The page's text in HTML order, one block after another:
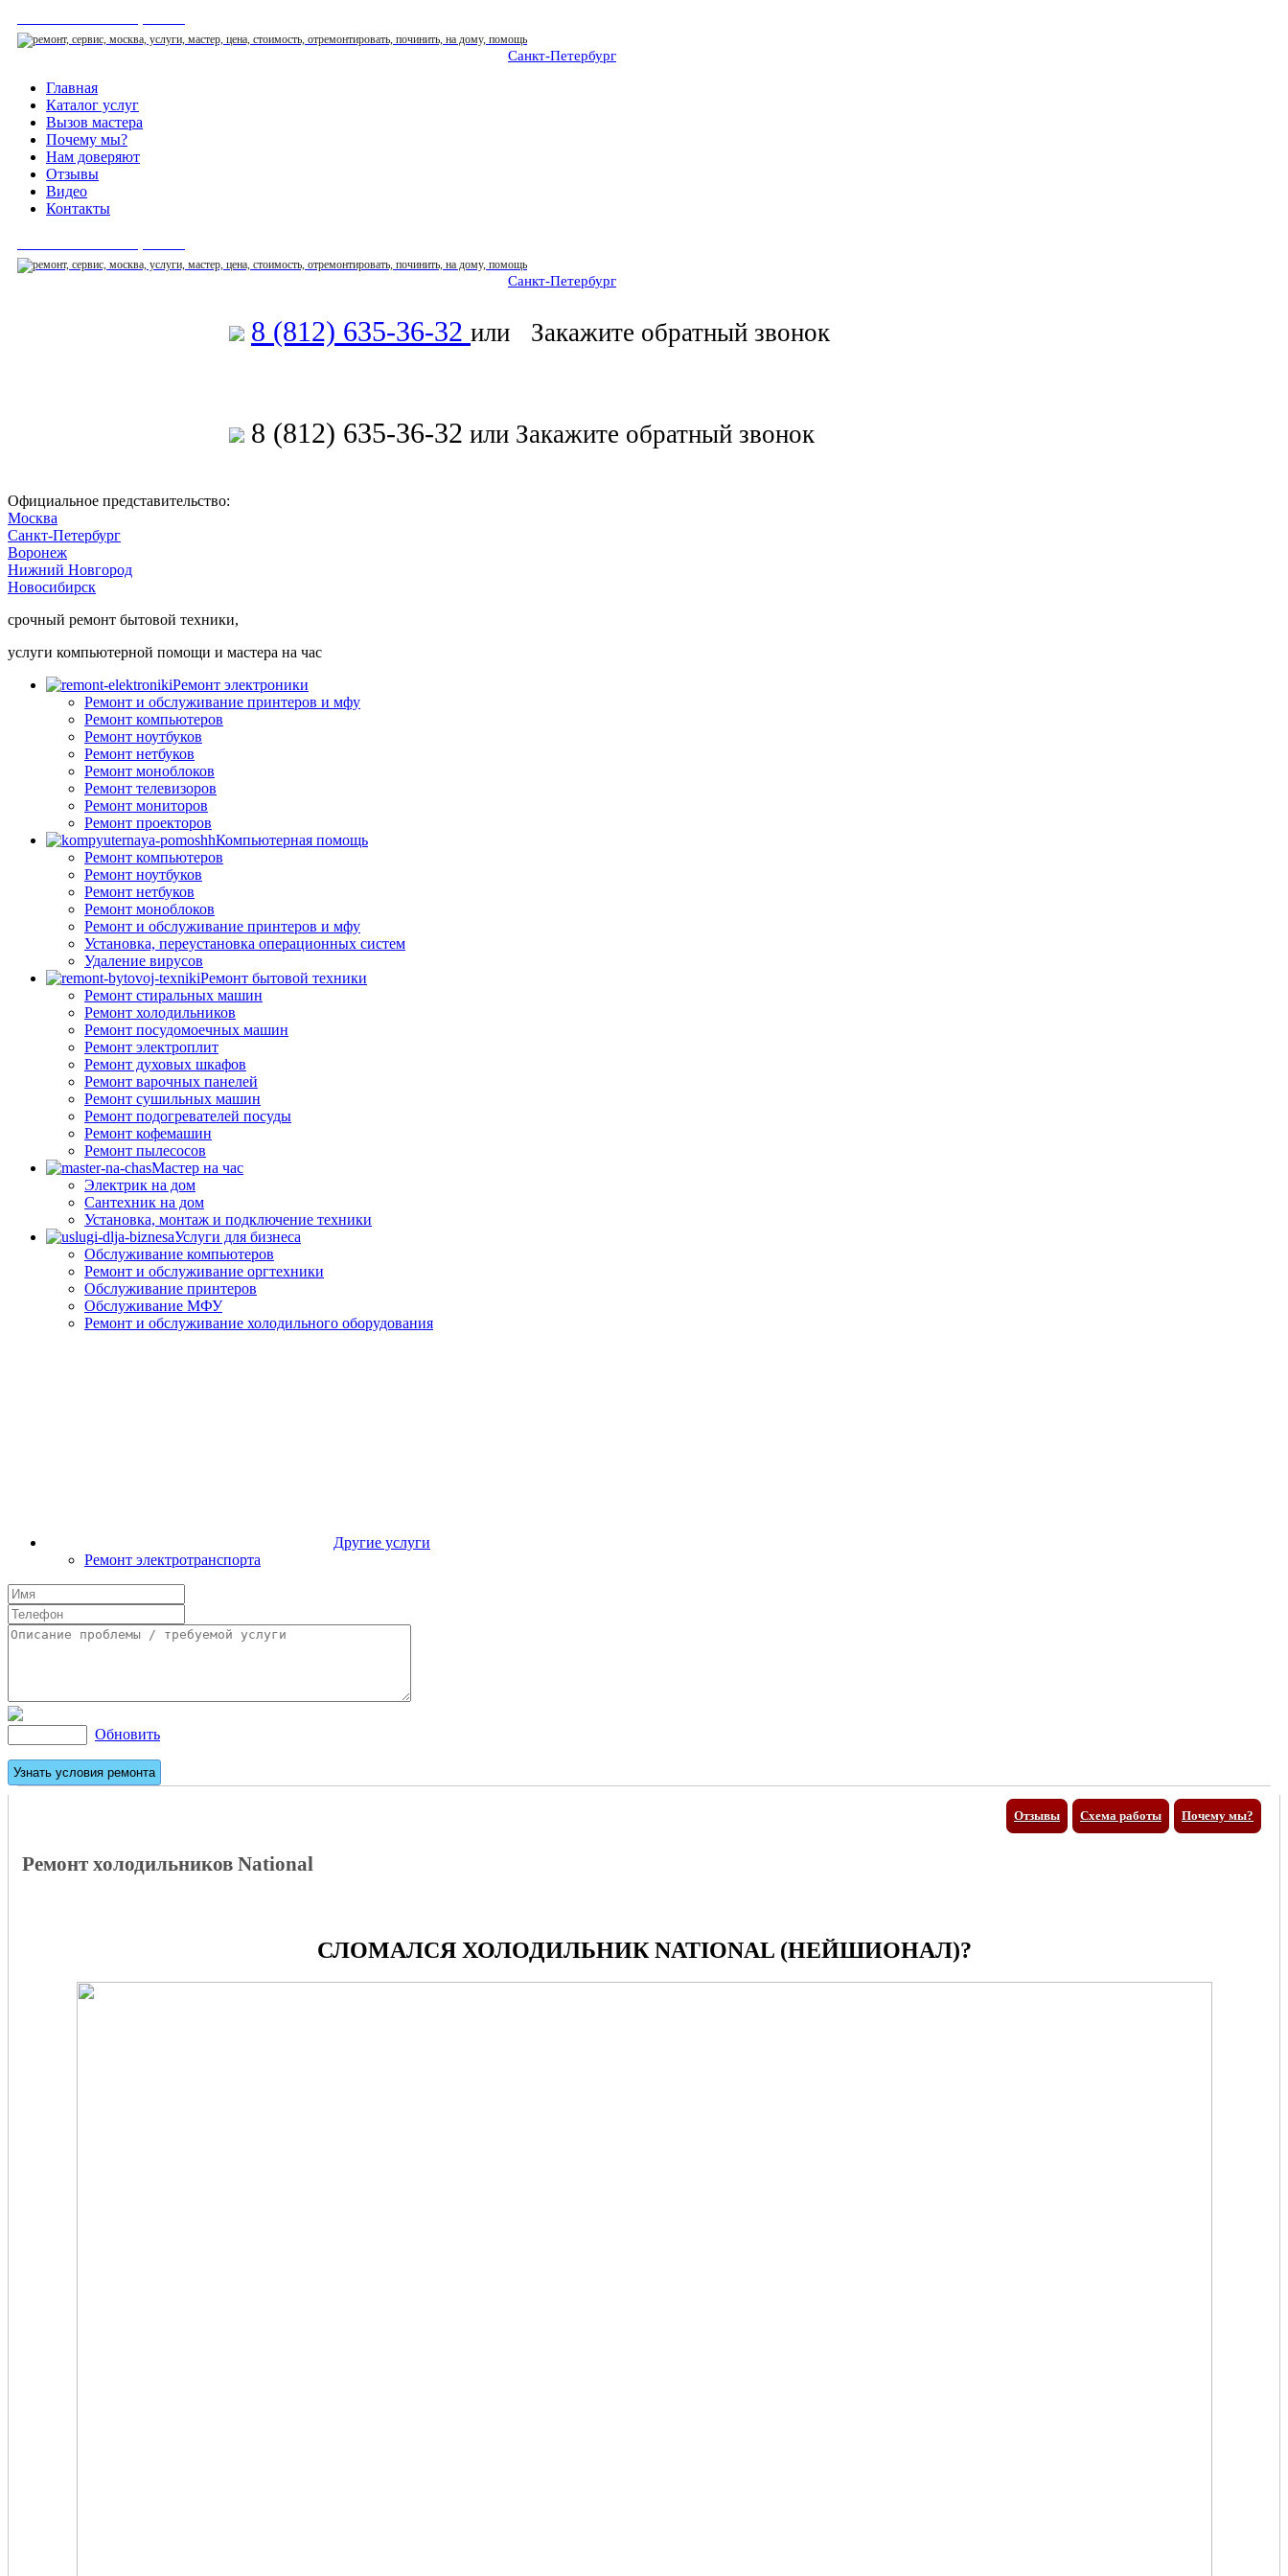
Санкт-Петербург
Главная
Каталог услуг
Вызов мастера
Почему мы?
Нам доверяют
Отзывы
Видео
Контакты
Санкт-Петербург
8 (812) 635-36-32 или Закажите обратный звонок
8 (812) 635-36-32 или Закажите обратный звонок
Официальное представительство:
Москва
Санкт-Петербург
Воронеж
Нижний Новгород
Новосибирск
срочный ремонт бытовой техники,
услуги компьютерной помощи и мастера на час
Ремонт электроники
Ремонт и обслуживание принтеров и мфу
Ремонт компьютеров
Ремонт ноутбуков
Ремонт нетбуков
Ремонт моноблоков
Ремонт телевизоров
Ремонт мониторов
Ремонт проекторов
Компьютерная помощь
Ремонт компьютеров
Ремонт ноутбуков
Ремонт нетбуков
Ремонт моноблоков
Ремонт и обслуживание принтеров и мфу
Установка, переустановка операционных систем
Удаление вирусов
Ремонт бытовой техники
Ремонт стиральных машин
Ремонт холодильников
Ремонт посудомоечных машин
Ремонт электроплит
Ремонт духовых шкафов
Ремонт варочных панелей
Ремонт сушильных машин
Ремонт подогревателей посуды
Ремонт кофемашин
Ремонт пылесосов
Мастер на час
Электрик на дом
Сантехник на дом
Установка, монтаж и подключение техники
Услуги для бизнеса
Обслуживание компьютеров
Ремонт и обслуживание оргтехники
Обслуживание принтеров
Обслуживание МФУ
Ремонт и обслуживание холодильного оборудования
Другие услуги
Ремонт электротранспорта
Обновить
Отзывы Почему мы?
Схема работы
Ремонт холодильников National
СЛОМАЛСЯ ХОЛОДИЛЬНИК NATIONAL (НЕЙШИОНАЛ)?